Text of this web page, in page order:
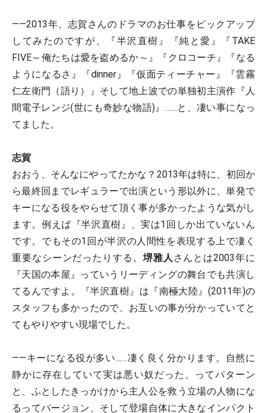
――2013年、志賀さんのドラマのお仕事をピックアップ
してみたのですが、『半沢直樹』『純と愛』『TAKE
FIVE～俺たちは愛を盗めるか～』『クロコーチ』『なる
ようになるさ』『dinner』『仮面ティーチャー』『雲霧
仁左衛門（語り）』そして地上波での単独初主演作『人
間電子レンジ(世にも奇妙な物語)』……と、凄い事になっ
てました。
志賀
おおう、そんなにやってたかな？2013年は特に、初回か
ら最終回までレギュラーで出演という形以外に、単発で
キーになる役をやらせて頂く事が多かったような気がし
ます。例えば『半沢直樹』、実は1回しか出ていないん
です。でもその1回が半沢の人間性を表現する上で凄く
重要なシーンだったりする。 堺雅人 さんとは2003年に
『天国の本屋』っていうリーディングの舞台でも共演し
てるんですよ。『半沢直樹』は『南極大陸』(2011年)の
スタッフも多かったので、お互いの事が分かっていてと
てもやりやすい現場でした。
――キーになる役が多い……凄く良く分かります。自然に
静かに存在していて実は悪い奴だった、ってパターン
と、ふとしたきっかけから主人公を救う立場の人物にな
るってバージョン、そして登場自体に大きなインパクト